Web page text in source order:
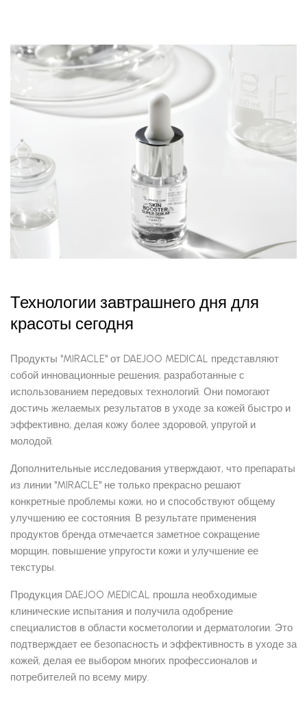
Технологии завтрашнего дня для
красоты сегодня
Продукты "MIRACLE" от DAEJOO MEDICAL представляют
собой инновационные решения, разработанные с
использованием передовых технологий. Они помогают
достичь желаемых результатов в уходе за кожей быстро и
эффективно, делая кожу более здоровой, упругой и
молодой.
Дополнительные исследования утверждают, что препараты
из линии "MIRACLE" не только прекрасно решают
конкретные проблемы кожи, но и способствуют общему
улучшению ее состояния. В результате применения
продуктов бренда отмечается заметное сокращение
морщин, повышение упругости кожи и улучшение ее
текстуры.
Продукция DAEJOO MEDICAL прошла необходимые
клинические испытания и получила одобрение
специалистов в области косметологии и дерматологии. Это
подтверждает ее безопасность и эффективность в уходе за
кожей, делая ее выбором многих профессионалов и
потребителей по всему миру.